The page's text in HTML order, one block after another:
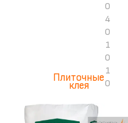
Плиточные
клея
0
4
0
1
0
1
0